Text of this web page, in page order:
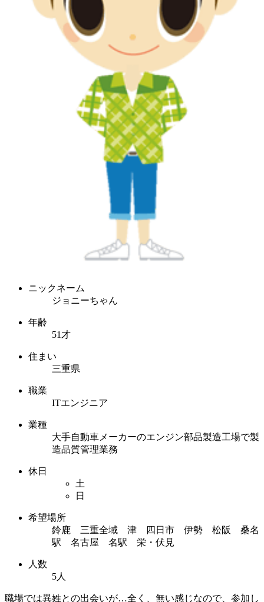
ニックネーム
ジョニーちゃん
年齢
51才
住まい
三重県
職業
ITエンジニア
業種
大手自動車メーカーのエンジン部品製造工場で製
造品質管理業務
休日
土
日
希望場所
鈴鹿 三重全域 津 四日市 伊勢 松阪 桑名
駅 名古屋 名駅 栄・伏見
人数
5人
職場では異姓との出会いが…全く、無い感じなので、参加し